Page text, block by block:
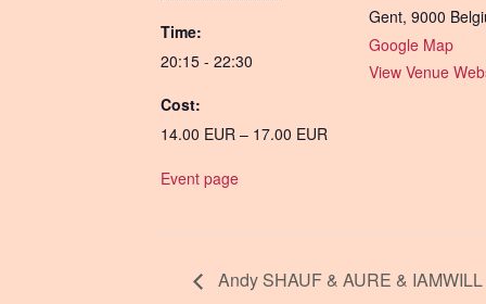
Time:
20:15 - 22:30
Cost:
14.00 EUR – 17.00 EUR
Event page
Gent, 9000
Google Map
View Venue
Andy SHAUF & AURE &